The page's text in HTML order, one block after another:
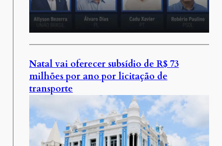
Natal vai oferecer subsídio de R$ 73
milhões por ano por licitação de
transporte